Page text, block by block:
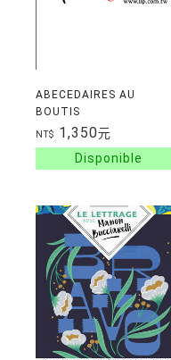
ABECEDAIRES AU
BOUTIS
NT$ 1,350元